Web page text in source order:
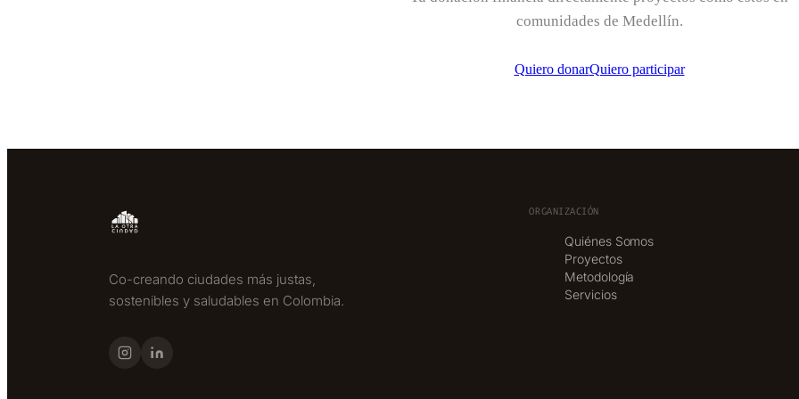
comunidades de Medellín.
Quiero donarQuiero participar
Co-creando ciudades más justas,
sostenibles y saludables en Colombia.
ORGANIZACIÓN
Quiénes Somos
Proyectos
Metodología
Servicios